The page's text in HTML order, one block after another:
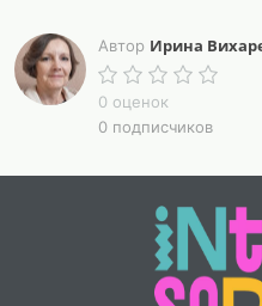
туру, все бланки
правильные ответы.
В предварительную
просмотр фильмов о
Автор Ирина
0 оценок
0 подписчиков